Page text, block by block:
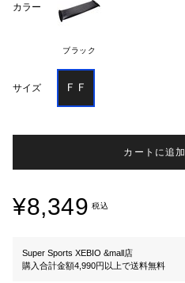
カラー
ブラック
サイズ ＦＦ
カートに追加
¥8,349 税込
Super Sports XEBIO &mall店
購入合計金額4,990円以上で送料無料